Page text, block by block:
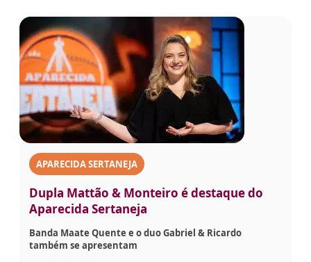
APARECIDA SERTANEJA
Dupla Mattão & Monteiro é destaque do
Aparecida Sertaneja
Banda Maate Quente e o duo Gabriel & Ricardo
também se apresentam